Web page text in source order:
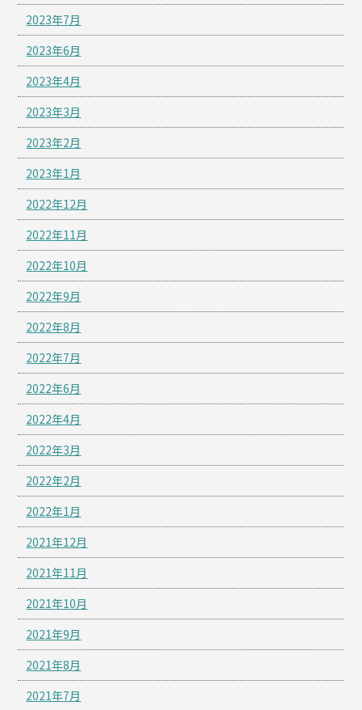
2023年7月
2023年6月
2023年4月
2023年3月
2023年2月
2023年1月
2022年12月
2022年11月
2022年10月
2022年9月
2022年8月
2022年7月
2022年6月
2022年4月
2022年3月
2022年2月
2022年1月
2021年12月
2021年11月
2021年10月
2021年9月
2021年8月
2021年7月